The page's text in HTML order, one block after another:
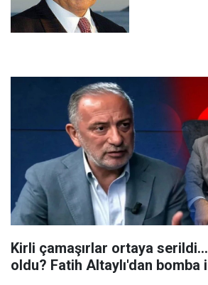
Kirli çamaşırlar ortaya serildi...
oldu? Fatih Altaylı'dan bomba